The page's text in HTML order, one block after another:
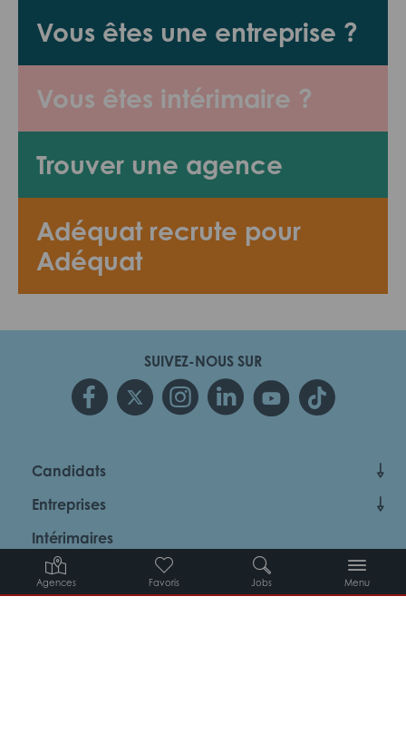
Agences Favoris Jobs Menu
Vous êtes une entreprise ?
Vous êtes intérimaire ?
Trouver une agence
Adéquat recrute pour
Adéquat
SUIVEZ-NOUS SUR
Candidats
Entreprises
Intérimaires
À propos d’Adéquat